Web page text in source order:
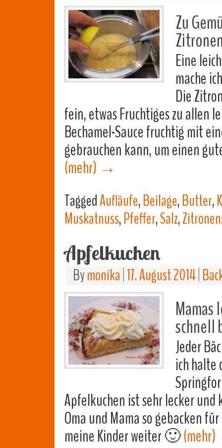
Zu
Eine
mache
Die
fein, etwas Fruchtiges zu allen
Bechamel-Sauce fruchtig mit
gebrauchen kann, um einen
(mehr) →
TaggedAufläufe,Beilage,Butter,
Muskatnuss,Pfeffer,Salz,
Apfelkuchen
Bymonika 17. August 2014
schnell
Jeder
ich halte
Apfelkuchen ist sehr lecker
Oma und Mama so gebacken
meine Kinder weiter 🙂(mehr)